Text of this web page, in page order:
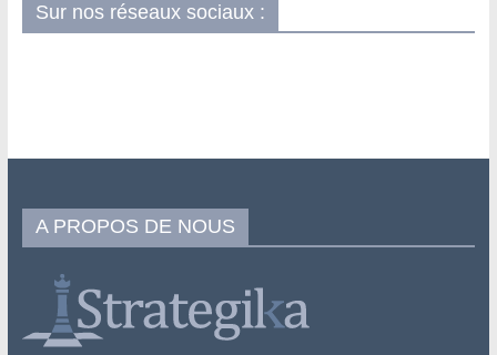
Sur nos réseaux sociaux :
A PROPOS DE NOUS